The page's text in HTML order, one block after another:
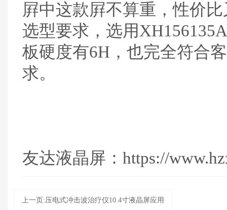
屛中这款屛不算重，性价
选型要求，选用
板硬度有6H，也完全符合
求。
友达液晶屏：https://
上一页:压电式冲击波治疗仪10.4寸液晶屏应用